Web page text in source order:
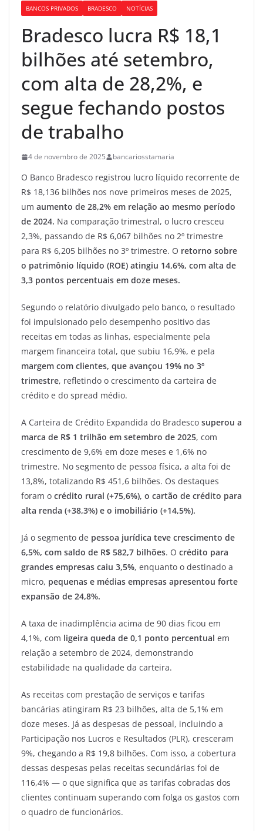
BANCOS PRIVADOS BRADESCO NOTÍCIAS
Bradesco lucra R$ 18,1
bilhões até setembro,
com alta de 28,2%, e
segue fechando postos
de trabalho
4 de novembro de 2025 bancariosstamaria
O Banco Bradesco registrou lucro líquido recorrente de
R$ 18,136 bilhões nos nove primeiros meses de 2025,
um aumento de 28,2% em relação ao mesmo período
de 2024. Na comparação trimestral, o lucro cresceu
2,3%, passando de R$ 6,067 bilhões no 2º trimestre
para R$ 6,205 bilhões no 3º trimestre. O retorno sobre
o patrimônio líquido (ROE) atingiu 14,6%, com alta de
3,3 pontos percentuais em doze meses.
Segundo o relatório divulgado pelo banco, o resultado
foi impulsionado pelo desempenho positivo das
receitas em todas as linhas, especialmente pela
margem financeira total, que subiu 16,9%, e pela
margem com clientes, que avançou 19% no 3º
trimestre, refletindo o crescimento da carteira de
crédito e do spread médio.
A Carteira de Crédito Expandida do Bradesco superou a
marca de R$ 1 trilhão em setembro de 2025, com
crescimento de 9,6% em doze meses e 1,6% no
trimestre. No segmento de pessoa física, a alta foi de
13,8%, totalizando R$ 451,6 bilhões. Os destaques
foram o crédito rural (+75,6%), o cartão de crédito para
alta renda (+38,3%) e o imobiliário (+14,5%).
Já o segmento de pessoa jurídica teve crescimento de
6,5%, com saldo de R$ 582,7 bilhões. O crédito para
grandes empresas caiu 3,5%, enquanto o destinado a
micro, pequenas e médias empresas apresentou forte
expansão de 24,8%.
A taxa de inadimplência acima de 90 dias ficou em
4,1%, com ligeira queda de 0,1 ponto percentual em
relação a setembro de 2024, demonstrando
estabilidade na qualidade da carteira.
As receitas com prestação de serviços e tarifas
bancárias atingiram R$ 23 bilhões, alta de 5,1% em
doze meses. Já as despesas de pessoal, incluindo a
Participação nos Lucros e Resultados (PLR), cresceram
9%, chegando a R$ 19,8 bilhões. Com isso, a cobertura
dessas despesas pelas receitas secundárias foi de
116,4% — o que significa que as tarifas cobradas dos
clientes continuam superando com folga os gastos com
o quadro de funcionários.